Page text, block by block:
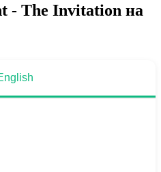
- The Invitation на